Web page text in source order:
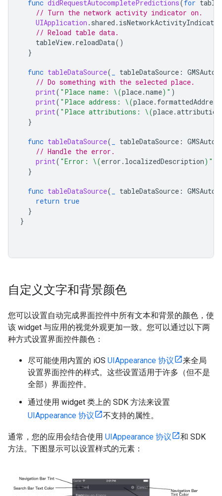
func didRequestAutocompletePredictions(for
// Turn the network activity indicator on.
UIApplication . shared .
// Reload table data.
tableView. reloadData()
}
func tableDataSource( tableDataSource :
// Do something with the selected place.
print( "Place name: \(place.name) " )
print( "Place address: \(place. formattedAddress
print( "Place attributions: \(place.
}
func tableDataSource( tableDataSource :
// Handle the error.
print( "Error: \(error . localizedDescription) "
}
func tableDataSource( tableDataSource :
return true
}
}
自定义文字和背景颜色
您可以设置自动完成界面控件中所有文本和背景的颜色，使
该 widget 与应用的视觉外观更加一致。您可以通过以下两
种方式设置界面控件颜色：
尽可能使用内置的 iOS UIAppearance 协议
来全局
设置界面控件的样式。这些设置适用于许多（但不是
全部）界面控件。
通过使用 widget 类上的 SDK 方法来设置
UIAppearance 协议
不支持的属性。
通常，您的应用会结合使用 UIAppearance 协议
和 SDK
方法。下图显示可以设置样式的元素：